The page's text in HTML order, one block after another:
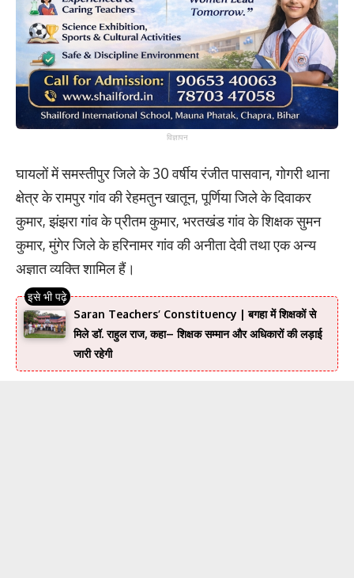
विज्ञापन
घायलों में समस्तीपुर जिले के 30 वर्षीय रंजीत पासवान, गोगरी थाना
क्षेत्र के रामपुर गांव की रेहमतुन खातून, पूर्णिया जिले के दिवाकर
कुमार, झंझरा गांव के प्रीतम कुमार, भरतखंड गांव के शिक्षक सुमन
कुमार, मुंगेर जिले के हरिनामर गांव की अनीता देवी तथा एक अन्य
अज्ञात व्यक्ति शामिल हैं।
Saran Teachers’ Constituency | बगहा में शिक्षकों से
मिले डॉ. राहुल राज, कहा– शिक्षक सम्मान और अधिकारों की लड़ाई
जारी रहेगी